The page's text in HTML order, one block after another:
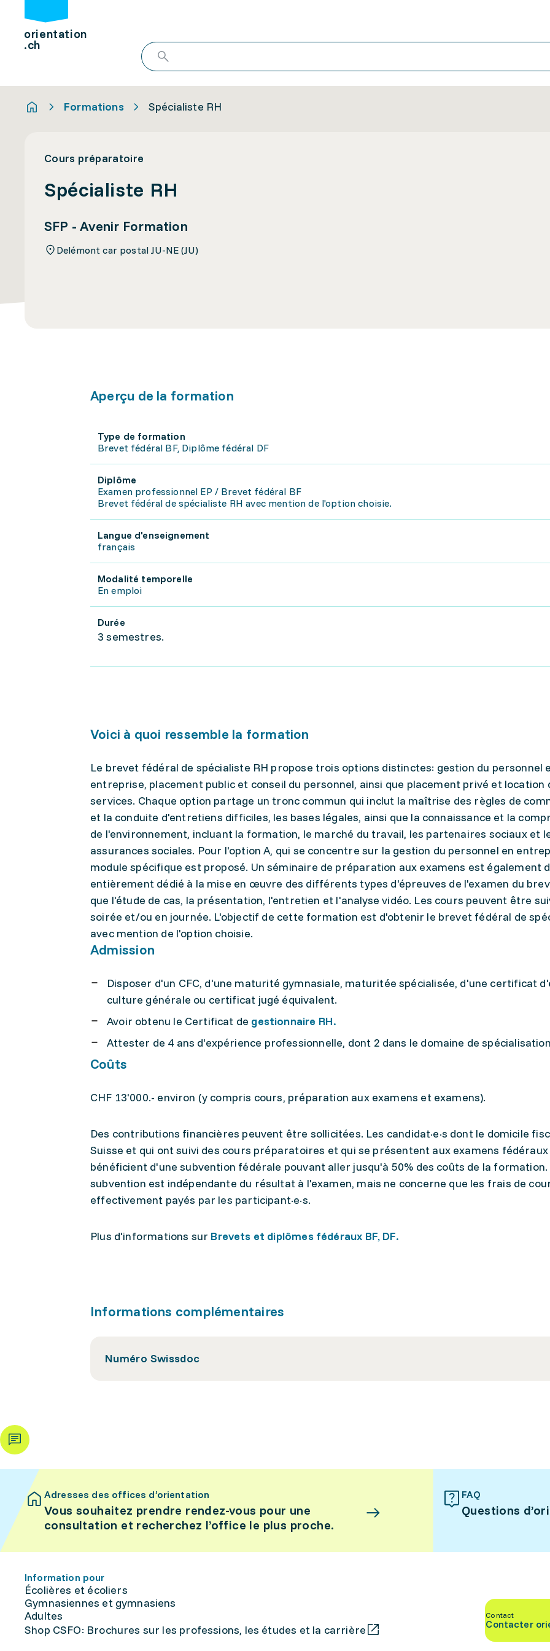
orientation
.ch
Formations Spécialiste RH
Cours préparatoire
Spécialiste RH
SFP - Avenir Formation
Delémont car postal JU-NE (JU)
Aperçu de la formation
Type de formation
Brevet fédéral BF, Diplôme fédéral DF
Diplôme
Examen professionnel EP / Brevet fédéral BF
Brevet fédéral de spécialiste RH avec mention de l'option choisie.
Langue d'enseignement
français
Modalité temporelle
En emploi
Durée
3 semestres.
Voici à quoi ressemble la formation
Le brevet fédéral de spécialiste RH propose trois options distinctes: gestion du personnel
entreprise, placement public et conseil du personnel, ainsi que placement privé et location
services. Chaque option partage un tronc commun qui inclut la maîtrise des règles de
et la conduite d'entretiens difficiles, les bases légales, ainsi que la connaissance et la
de l'environnement, incluant la formation, le marché du travail, les partenaires sociaux et
assurances sociales. Pour l'option A, qui se concentre sur la gestion du personnel en
module spécifique est proposé. Un séminaire de préparation aux examens est également
entièrement dédié à la mise en œuvre des différents types d'épreuves de l'examen du
que l'étude de cas, la présentation, l'entretien et l'analyse vidéo. Les cours peuvent être
soirée et/ou en journée. L'objectif de cette formation est d'obtenir le brevet fédéral de
avec mention de l'option choisie.
Admission
Disposer d'un CFC, d'une maturité gymnasiale, maturitée spécialisée, d'une certificat
culture générale ou certificat jugé équivalent.
Avoir obtenu le Certificat de gestionnaire RH.
Attester de 4 ans d'expérience professionnelle, dont 2 dans le domaine de
Coûts
CHF 13'000.- environ (y compris cours, préparation aux examens et examens).
Des contributions financières peuvent être sollicitées. Les candidat·e·s dont le domicile
Suisse et qui ont suivi des cours préparatoires et qui se présentent aux examens fédéraux
bénéficient d'une subvention fédérale pouvant aller jusqu'à 50% des coûts de la
subvention est indépendante du résultat à l'examen, mais ne concerne que les frais de
effectivement payés par les participant·e·s.
Plus d'informations sur Brevets et diplômes fédéraux BF, DF.
Informations complémentaires
Numéro Swissdoc
Adresses des offices d’orientation
Vous souhaitez prendre rendez-vous pour une
consultation et recherchez l’office le plus proche.
FAQ
Questions
Information pour
Écolières et écoliers
Gymnasiennes et gymnasiens
Adultes
Shop CSFO: Brochures sur les professions, les études et la carrière
Contact
Contacter